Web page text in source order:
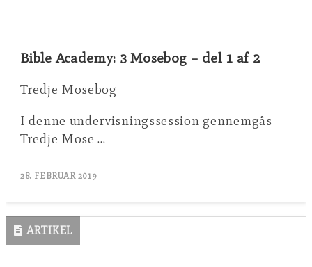
Bible Academy: 3 Mosebog – del 1 af 2
Tredje Mosebog
I denne undervisningssession gennemgås
Tredje Mose …
28. FEBRUAR 2019
ARTIKEL